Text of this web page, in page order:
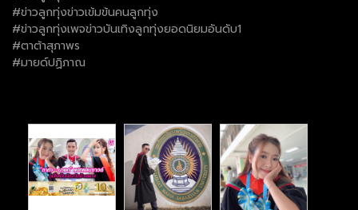
#ข่าวลูกทุ่งข่าวเข้มข้นคนลูกทุ่ง
#ข่าวลูกทุ่งเพจข่าวบันเทิงลูกทุ่งยอดนิยมอันดับ1
#ตาต้าสุภาพร
#มายด์ปฏิภาณ